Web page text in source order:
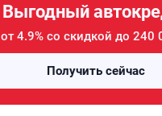
Выгодный
от 4.9% со скидкой до 240
Получить сейчас